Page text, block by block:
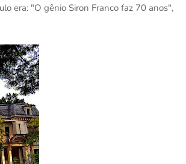
era: "O gênio Siron Franco faz 70 anos",